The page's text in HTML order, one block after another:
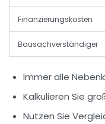
Finanzierungskosten
Bausachverständiger
Immer alle
Kalkulieren Sie
Nutzen Sie